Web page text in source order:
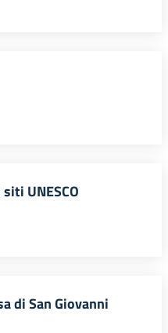
UNESCO
di San Giovanni